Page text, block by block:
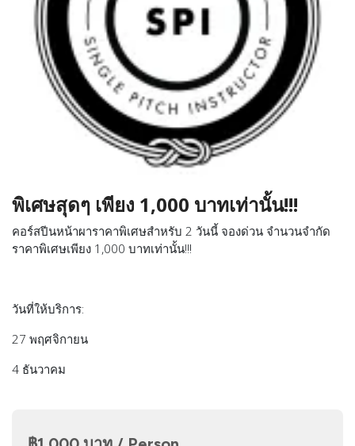
พิเศษสุดๆ เพียง 1,000 บาทเท่านั้น!!!
คอร์สปีนหน้าผาราคาพิเศษสำหรับ 2 วันนี้ จองด่วน จำนวนจำกัด
ราคาพิเศษเพียง 1,000 บาทเท่านั้น!!!
วันที่ให้บริการ:
27 พฤศจิกายน
4 ธันวาคม